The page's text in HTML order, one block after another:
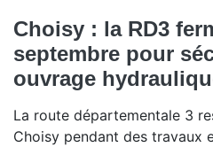
Choisy : la RD3
septembre pour
ouvrage
La route départementale 3
Choisy pendant des travaux